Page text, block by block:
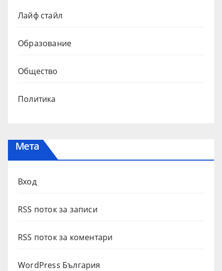
Лайф стайл
Образование
Общество
Политика
Мета
Вход
RSS поток за записи
RSS поток за коментари
WordPress България